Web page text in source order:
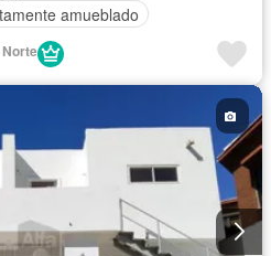
amueblado